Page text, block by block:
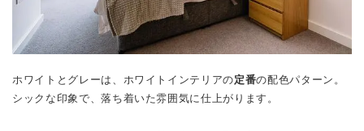
ホワイトとグレーは、ホワイトインテリアの定番の配色パターン。
シックな印象で、落ち着いた雰囲気に仕上がります。